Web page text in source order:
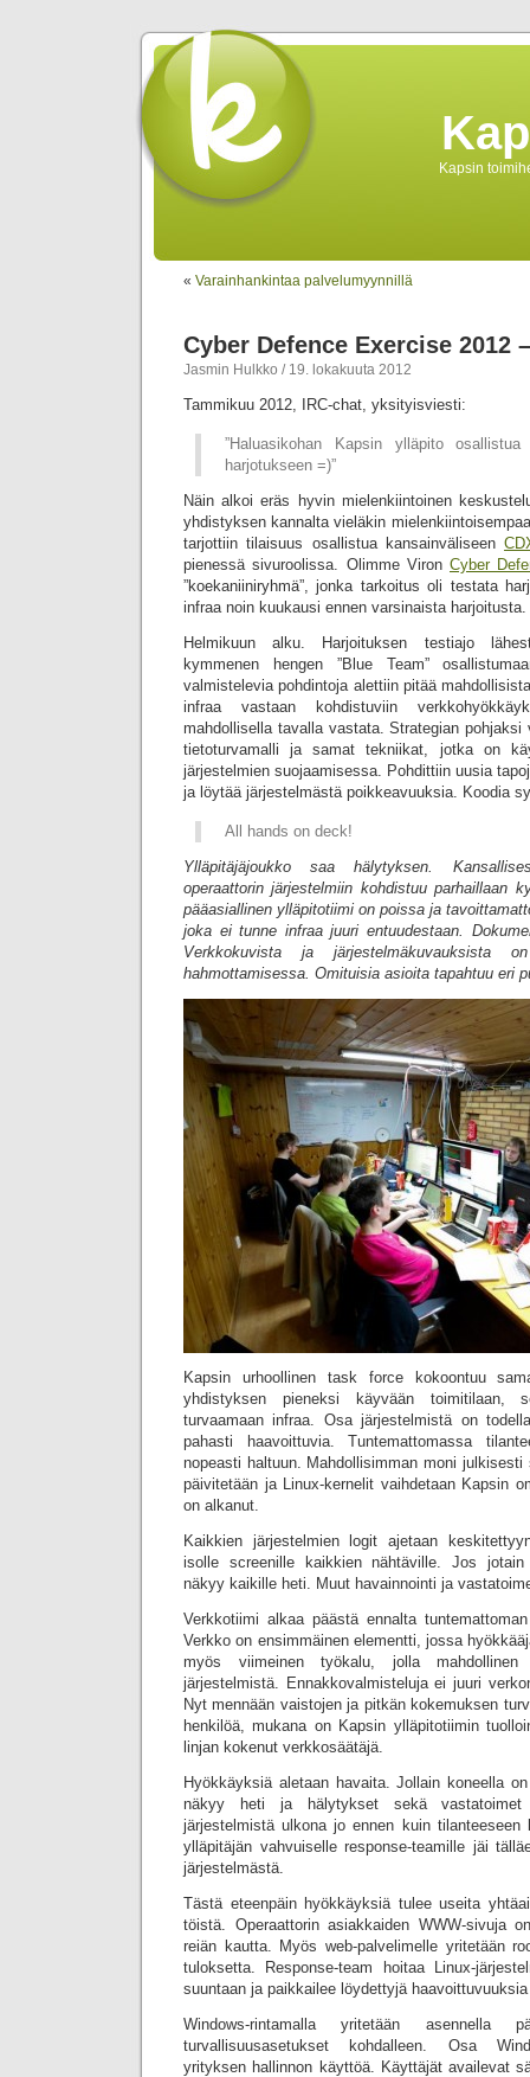
Kapsin
« Varainhankintaa palvelumyynnillä
Cyber Defence Exercise 2012
Jasmin Hulkko / 19. lokakuuta 2012
Tammikuu 2012, IRC-chat, yksityisviesti:
”Haluasikohan Kapsin ylläpito osallistua
harjotukseen =)”
Näin alkoi eräs hyvin mielenkiintoinen
yhdistyksen kannalta vieläkin
tarjottiin tilaisuus osallistua kansainväliseen
pienessä sivuroolissa. Olimme Viron Cyber
”koekaniiniryhmä”, jonka tarkoitus oli testata
infraa noin kuukausi ennen varsinaista harjoitusta.
Helmikuun alku. Harjoituksen testiajo
kymmenen hengen ”Blue Team”
valmistelevia pohdintoja alettiin pitää
infraa vastaan kohdistuviin
mahdollisella tavalla vastata. Strategian
tietoturvamalli ja samat tekniikat, jotka on
järjestelmien suojaamisessa. Pohdittiin uusia
ja löytää järjestelmästä poikkeavuuksia. Koodia
All hands on deck!
Ylläpitäjäjoukko saa hälytyksen.
operaattorin järjestelmiin kohdistuu parhaillaan
pääasiallinen ylläpitotiimi on poissa ja
joka ei tunne infraa juuri entuudestaan.
Verkkokuvista ja järjestelmäkuvauksista
hahmottamisessa. Omituisia asioita tapahtuu eri
Kapsin urhoollinen task force kokoontuu
yhdistyksen pieneksi käyvään toimitilaan,
turvaamaan infraa. Osa järjestelmistä on
pahasti haavoittuvia. Tuntemattomassa
nopeasti haltuun. Mahdollisimman moni
päivitetään ja Linux-kernelit vaihdetaan Kapsin
on alkanut.
Kaikkien järjestelmien logit ajetaan
isolle screenille kaikkien nähtäville. Jos
näkyy kaikille heti. Muut havainnointi ja
Verkkotiimi alkaa päästä ennalta
Verkko on ensimmäinen elementti, jossa
myös viimeinen työkalu, jolla
järjestelmistä. Ennakkovalmisteluja ei juuri
Nyt mennään vaistojen ja pitkän kokemuksen
henkilöä, mukana on Kapsin ylläpitotiimin
linjan kokenut verkkosäätäjä.
Hyökkäyksiä aletaan havaita. Jollain koneella
näkyy heti ja hälytykset sekä vastatoimet
järjestelmistä ulkona jo ennen kuin tilanteeseen
ylläpitäjän vahvuiselle response-teamille jäi
järjestelmästä.
Tästä eteenpäin hyökkäyksiä tulee useita
töistä. Operaattorin asiakkaiden WWW-sivuja
reiän kautta. Myös web-palvelimelle yritetään
tuloksetta. Response-team hoitaa Linux-
suuntaan ja paikkailee löydettyjä
Windows-rintamalla yritetään asennella
turvallisuusasetukset kohdalleen. Osa
yrityksen hallinnon käyttöä. Käyttäjät availevat